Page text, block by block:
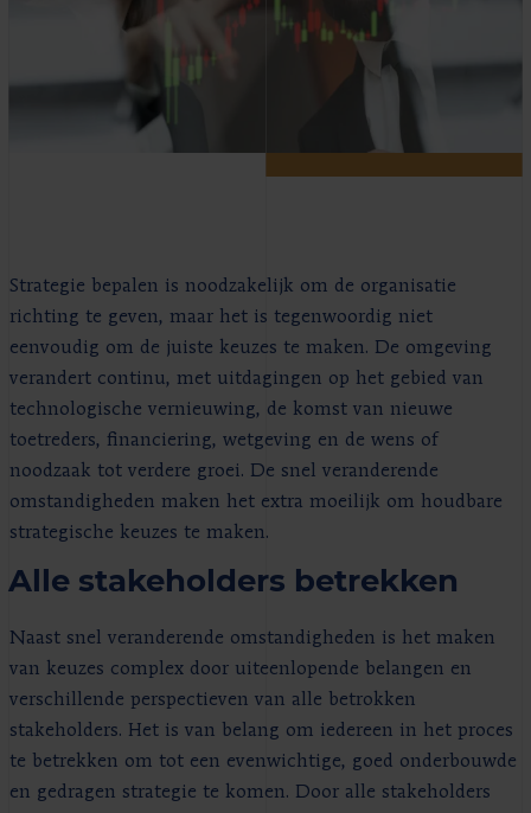
Strategie bepalen is noodzakelijk om de organisatie
richting te geven, maar het is tegenwoordig niet
eenvoudig om de juiste keuzes te maken. De omgeving
verandert continu, met uitdagingen op het gebied van
technologische vernieuwing, de komst van nieuwe
toetreders, financiering, wetgeving en de wens of
noodzaak tot verdere groei. De snel veranderende
omstandigheden maken het extra moeilijk om houdbare
strategische keuzes te maken.
Alle stakeholders betrekken
Naast snel veranderende omstandigheden is het maken
van keuzes complex door uiteenlopende belangen en
verschillende perspectieven van alle betrokken
stakeholders. Het is van belang om iedereen in het proces
te betrekken om tot een evenwichtige, goed onderbouwde
en gedragen strategie te komen. Door alle stakeholders